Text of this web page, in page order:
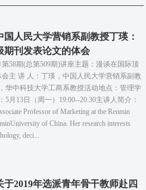
国人民大学营销系副教授丁瑛：
期刊发表论文的体会
58期(总第509期)讲座主题：漫谈在国际顶
主 讲 人：丁瑛，中国人民大学营销系副教
华中科技大学工商系教授活动地点：管理学
5月13日（周一）19:00--20:30主讲人简介：
Professor of Marketing at the Renmin
of China. Her research interests
deci...
于2019年选派青年骨干教师赴四